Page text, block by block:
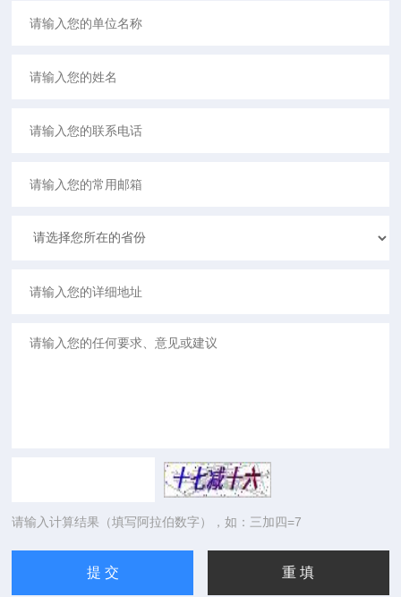
请输入计算结果（填写阿拉伯数字），如：三加四=7